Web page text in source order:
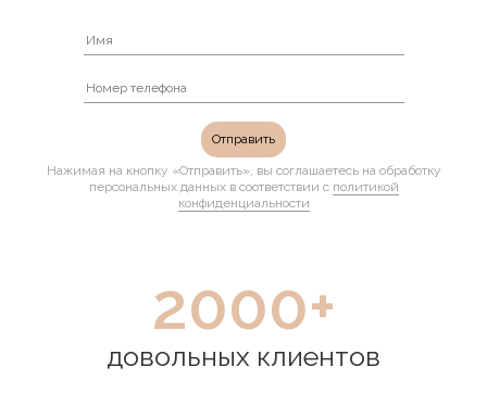
Нажимая на кнопку «Отправить», вы соглашаетесь на обработку
персональных данных в соответствии с политикой
конфиденциальности
2000+
довольных клиентов